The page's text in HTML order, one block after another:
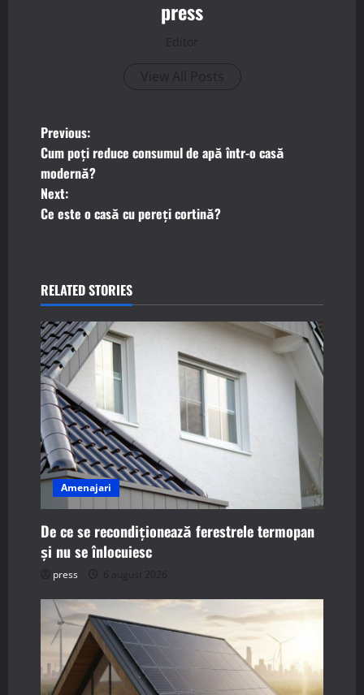
press
Editor
View All Posts
P
o
s
a
v
i
g
a
t
i
o
n
Previous:
Cum poți reduce consumul de apă într-o casă
modernă?
Next:
Ce este o casă cu pereți cortină?
RELATED STORIES
Amenajari
De ce se recondiționează ferestrele termopan
și nu se înlocuiesc
press 6 august 2026